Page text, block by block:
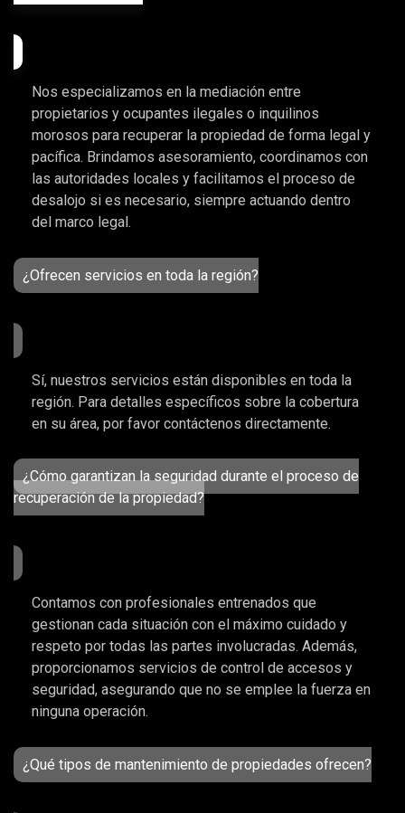
Nos especializamos en la mediación entre
propietarios y ocupantes ilegales o inquilinos
morosos para recuperar la propiedad de forma legal y
pacífica. Brindamos asesoramiento, coordinamos con
las autoridades locales y facilitamos el proceso de
desalojo si es necesario, siempre actuando dentro
del marco legal.
¿Ofrecen servicios en toda la región?
Sí, nuestros servicios están disponibles en toda la
región. Para detalles específicos sobre la cobertura
en su área, por favor contáctenos directamente.
¿Cómo garantizan la seguridad durante el proceso de
recuperación de la propiedad?
Contamos con profesionales entrenados que
gestionan cada situación con el máximo cuidado y
respeto por todas las partes involucradas. Además,
proporcionamos servicios de control de accesos y
seguridad, asegurando que no se emplee la fuerza en
ninguna operación.
¿Qué tipos de mantenimiento de propiedades ofrecen?